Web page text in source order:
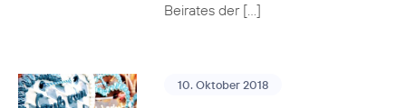
Beirates der […]
10. Oktober 2018